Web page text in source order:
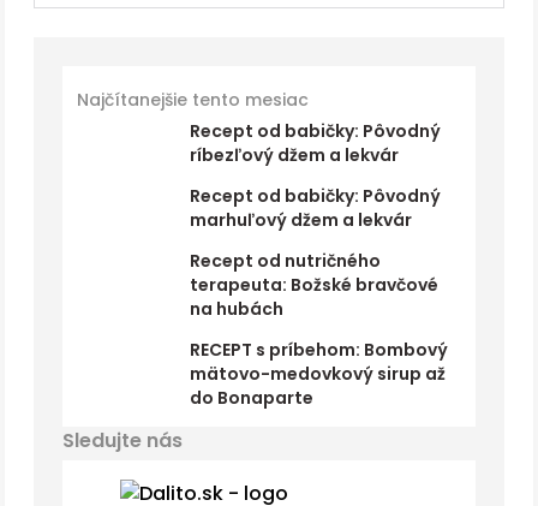
Najčítanejšie tento mesiac
Recept od babičky: Pôvodný
ríbezľový džem a lekvár
Recept od babičky: Pôvodný
marhuľový džem a lekvár
Recept od nutričného
terapeuta: Božské bravčové
na hubách
RECEPT s príbehom: Bombový
mätovo-medovkový sirup až
do Bonaparte
Sledujte nás